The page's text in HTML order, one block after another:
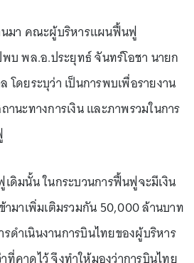
มา คณะผู้บริหารแผนฟื้นฟู
บ พล.อ.ประยุทธ์ จันทร์โอชา นายก
โดยระบุว่า เป็นการพบเพื่อรายงาน
นะทางการเงิน และภาพรวมในการ
ดิมนั้น ในกระบวนการฟื้นฟูจะมีเงิน
ามาเพิ่มเติมรวมกัน 50,000 ล้านบาท
ดำเนินงานการบินไทยของผู้บริหาร
คาดไว้ จึงทำให้มองว่าการบินไทย